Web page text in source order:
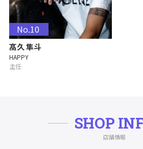
No.10
髙久 隼斗
HAPPY
主任
SHOP
店舗情報